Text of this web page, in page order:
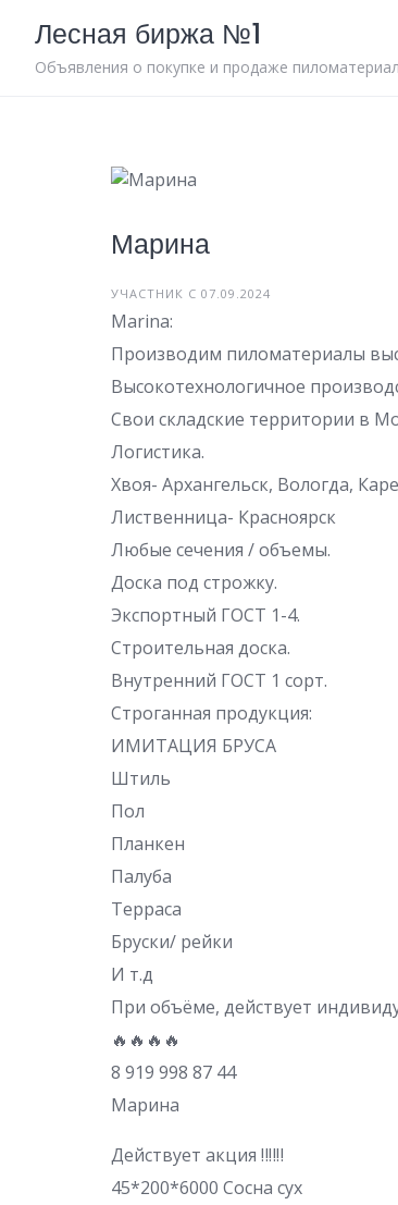
content
Лесная биржа №1
Объявления о покупке и продаже
Марина
УЧАСТНИК С 07.09.2024
Marina:
Производим пиломатериалы
Высокотехнологичное
Свои складские территории в
Логистика.
Хвоя- Архангельск, Вологда,
Лиственница- Красноярск
Любые сечения / объемы.
Доска под строжку.
Экспортный ГОСТ 1-4.
Строительная доска.
Внутренний ГОСТ 1 сорт.
Строганная продукция:
ИМИТАЦИЯ БРУСА
Штиль
Пол
Планкен
Палуба
Терраса
Бруски/ рейки
И т.д
При объёме, действует
🔥🔥🔥🔥
8 919 998 87 44
Марина
Действует акция ‼️‼️‼️
45*200*6000 Сосна сух